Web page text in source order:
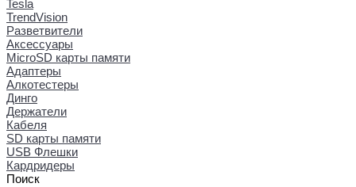
Tesla
TrendVision
Разветвители
Аксессуары
MicroSD карты памяти
Адаптеры
Алкотестеры
Динго
Держатели
Кабеля
SD карты памяти
USB Флешки
Кардридеры
Поиск